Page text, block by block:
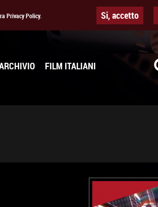
Privacy Policy. Si, accetto
FILM ITALIANI